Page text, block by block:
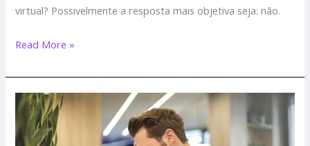
virtual? Possivelmente a resposta mais objetiva seja: não.
Read More »
Como
arrasar
na